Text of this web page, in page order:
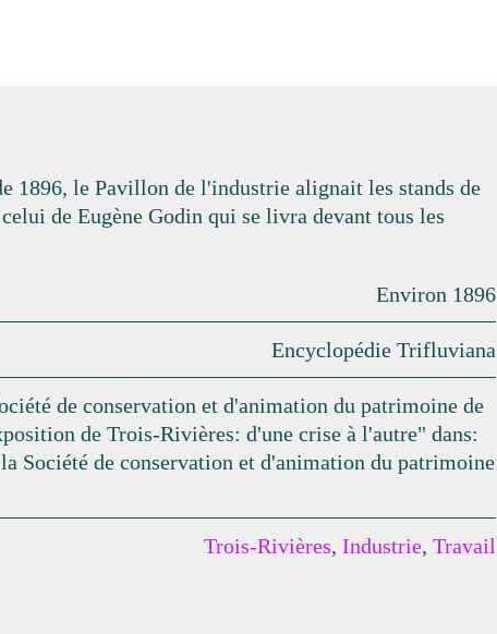
1896, le Pavillon de l'industrie alignait les stands de
de Eugène Godin qui se livra devant tous les
Environ 1896
Encyclopédie Trifluviana
de conservation et d'animation du patrimoine de
de Trois-Rivières: d'une crise à l'autre" dans:
de conservation et d'animation du patrimoine
Trois-Rivières, Industrie, Travail